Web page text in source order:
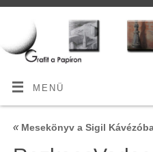
MENÜ
«Mesekönyv a Sigil